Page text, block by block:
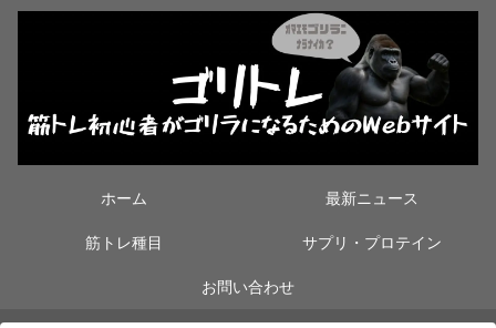
ホーム 最新ニュース
筋トレ種目 サプリ・プロテイン
お問い合わせ